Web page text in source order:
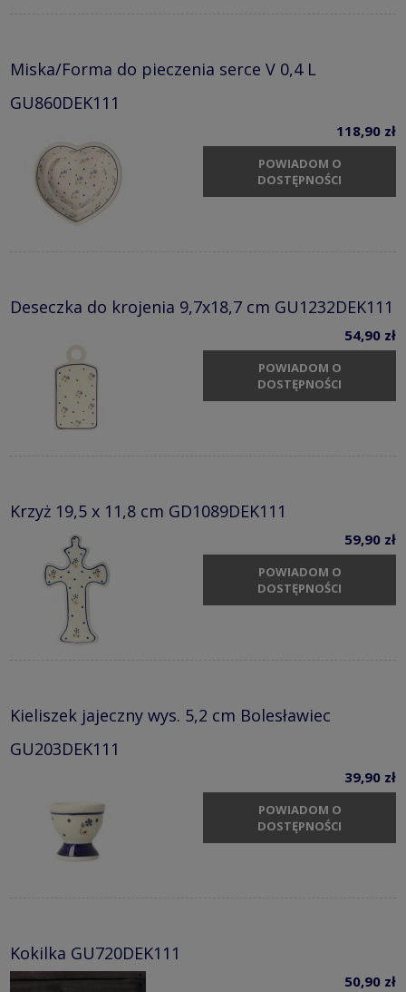
Miska/Forma do pieczenia serce V 0,4 L
GU860DEK111
118,90 zł
POWIADOM O
DOSTĘPNOŚCI
Deseczka do krojenia 9,7x18,7 cm GU1232DEK111
54,90 zł
POWIADOM O
DOSTĘPNOŚCI
Krzyż 19,5 x 11,8 cm GD1089DEK111
59,90 zł
POWIADOM O
DOSTĘPNOŚCI
Kieliszek jajeczny wys. 5,2 cm Bolesławiec
GU203DEK111
39,90 zł
POWIADOM O
DOSTĘPNOŚCI
Kokilka GU720DEK111
50,90 zł